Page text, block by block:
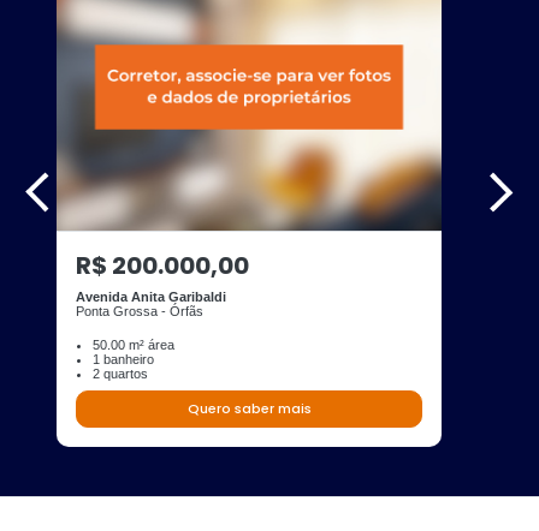
R$ 200.000,00
Avenida Anita Garibaldi
Ponta Grossa - Órfãs
50.00 m² área
1 banheiro
2 quartos
Quero saber mais